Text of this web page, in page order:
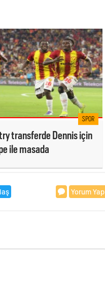
SPOR
transferde Dennis için
ile masada
Yorum Yap